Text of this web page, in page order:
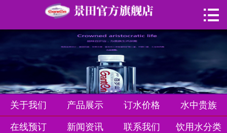
关于我们
订水价格
水中贵族

关于我们 产品展示 订水价格 水中贵族
在线预订 新闻资讯 联系我们 饮用水分类